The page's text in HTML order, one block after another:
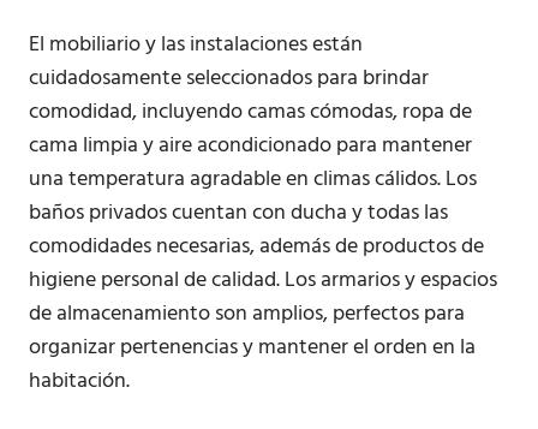
El mobiliario y las instalaciones están
cuidadosamente seleccionados para brindar
comodidad, incluyendo camas cómodas, ropa de
cama limpia y aire acondicionado para mantener
una temperatura agradable en climas cálidos. Los
baños privados cuentan con ducha y todas las
comodidades necesarias, además de productos de
higiene personal de calidad. Los armarios y espacios
de almacenamiento son amplios, perfectos para
organizar pertenencias y mantener el orden en la
habitación.